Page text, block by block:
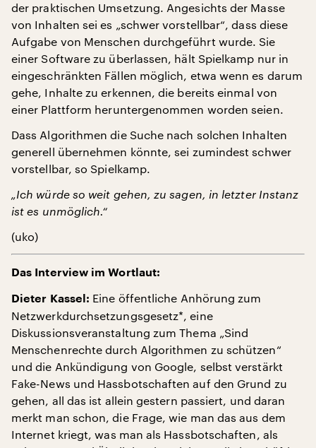
der praktischen Umsetzung. Angesichts der Masse
von Inhalten sei es „schwer vorstellbar“, dass diese
Aufgabe von Menschen durchgeführt wurde. Sie
einer Software zu überlassen, hält Spielkamp nur in
eingeschränkten Fällen möglich, etwa wenn es darum
gehe, Inhalte zu erkennen, die bereits einmal von
einer Plattform heruntergenommen worden seien.
Dass Algorithmen die Suche nach solchen Inhalten
generell übernehmen könnte, sei zumindest schwer
vorstellbar, so Spielkamp.
„Ich würde so weit gehen, zu sagen, in letzter Instanz
ist es unmöglich.“
(uko)
Das Interview im Wortlaut:
Dieter Kassel: Eine öffentliche Anhörung zum
Netzwerkdurchsetzungsgesetz*, eine
Diskussionsveranstaltung zum Thema „Sind
Menschenrechte durch Algorithmen zu schützen“
und die Ankündigung von Google, selbst verstärkt
Fake-News und Hassbotschaften auf den Grund zu
gehen, all das ist allein gestern passiert, und daran
merkt man schon, die Frage, wie man das aus dem
Internet kriegt, was man als Hassbotschaften, als